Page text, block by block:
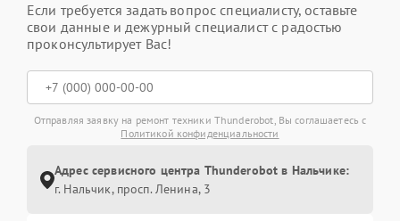
Если требуется задать вопрос специалисту, оставьте
свои данные и дежурный специалист с радостью
проконсультирует Вас!
Отправляя заявку на ремонт техники Thunderobot, Вы соглашаетесь с
Политикой конфиденциальности
Адрес сервисного центра Thunderobot в Нальчике:
г. Нальчик, просп. Ленина, 3